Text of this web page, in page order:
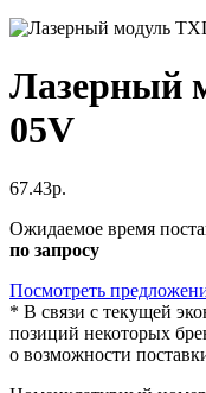
Лазерный
05V
67.43р.
Ожидаемое время
по запросу
Посмотреть
* В связи с текущей
позиций некоторых
о возможности